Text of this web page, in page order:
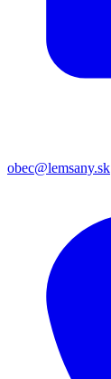
obec@lemsany.sk